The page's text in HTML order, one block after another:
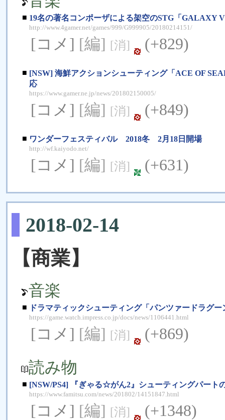
■ 19名の著名コンポーザによる架空のSTG「GALAXY
http://www.4gamer.net/games/999/G999905/20180214151/
[コメ] [編] [消] (+829)
■ [NSW] 海鮮アクションシューティング「ACE OF
応
https://www.gamer.ne.jp/news/201802150005/
[コメ] [編] [消] (+849)
■ ワンダーフェスティバル 2018冬 2月18日開場
http://wf.kaiyodo.net/
[コメ] [編] [消] (+631)
2018-02-14
【商業】
音楽
■ ドラマティックシューティング「パンツァードラグ
https://game.watch.impress.co.jp/docs/news/1106441.html
[コメ] [編] [消]
(+869)
読み物
■ [NSW/PS4] 『ぎゃる☆がん2』シューティングパート
https://www.famitsu.com/news/201802/14151847.html
[コメ] [編] [消]
(+1348)